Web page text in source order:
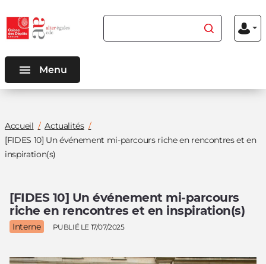
contenu
menu
Rechercher du contenu
Menu
Menu
Vous
êtes
ici
Accueil
Actualités
[FIDES 10] Un événement mi-parcours riche en rencontres et en
inspiration(s)
[FIDES 10] Un événement mi-parcours
riche en rencontres et en inspiration(s)
Interne PUBLIÉ LE 17/07/2025